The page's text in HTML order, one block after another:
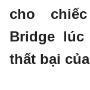
cho
Bridge
thất bại